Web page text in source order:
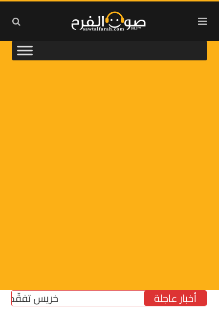
أخبار عاجلة خريس تفقّد